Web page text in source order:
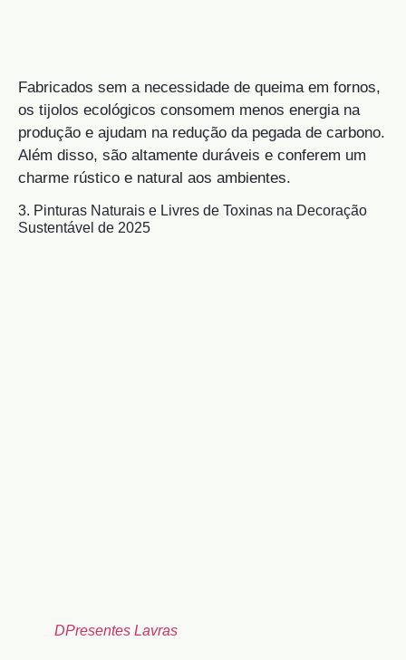
Fabricados sem a necessidade de queima em fornos,
os tijolos ecológicos consomem menos energia na
produção e ajudam na redução da pegada de carbono.
Além disso, são altamente duráveis e conferem um
charme rústico e natural aos ambientes.
3. Pinturas Naturais e Livres de Toxinas na Decoração
Sustentável de 2025
DPresentes Lavras